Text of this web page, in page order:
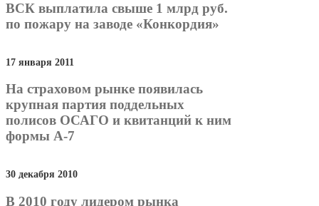
ВСК выплатила свыше 1 млрд руб.
по пожару на заводе «Конкордия»
17 января 2011
На страховом рынке появилась
крупная партия поддельных
полисов ОСАГО и квитанций к ним
формы А-7
30 декабря 2010
В 2010 году лидером рынка